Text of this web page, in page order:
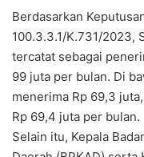
Berdasarkan
100.3.3.1/K.731/2023,
tercatat sebagai
99 juta per bulan. Di
menerima Rp 69,3
Rp 69,4 juta per bulan.
Selain itu, Kepala